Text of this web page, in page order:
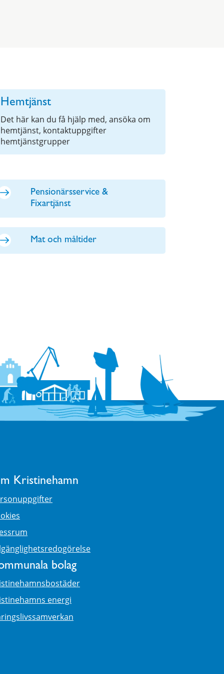
Hemtjänst
Det här kan du få hjälp med, ansöka om
hemtjänst, kontaktuppgifter
hemtjänstgrupper
Pensionärsservice &
Fixartjänst
Mat och måltider
Kristinehamn
bolag
energi